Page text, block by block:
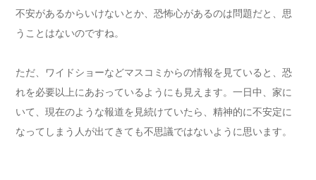
不安があるからいけないとか、恐怖心があるのは問題だと、思
うことはないのですね。
ただ、ワイドショーなどマスコミからの情報を見ていると、恐
れを必要以上にあおっているようにも見えます。一日中、家に
いて、現在のような報道を見続けていたら、精神的に不安定に
なってしまう人が出てきても不思議ではないように思います。